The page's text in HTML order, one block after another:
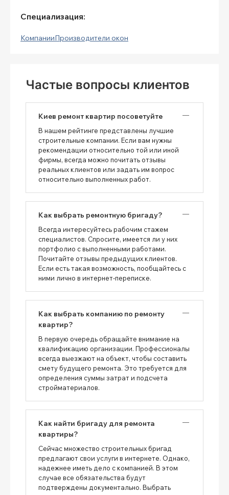
Специализация:
КомпанииПроизводители окон
Частые вопросы клиентов
Киев ремонт квартир посоветуйте
В нашем рейтинге представлены лучшие
строительные компании. Если вам нужны
рекомендации относительно той или иной
фирмы, всегда можно почитать отзывы
реальных клиентов или задать им вопрос
относительно выполненных работ.
Как выбрать ремонтную бригаду?
Всегда интересуйтесь рабочим стажем
специалистов. Спросите, имеется ли у них
портфолио с выполненными работами.
Почитайте отзывы предыдущих клиентов.
Если есть такая возможность, пообщайтесь с
ними лично в интернет-переписке.
Как выбрать компанию по ремонту
квартир?
В первую очередь обращайте внимание на
квалификацию организации. Профессионалы
всегда выезжают на объект, чтобы составить
смету будущего ремонта. Это требуется для
определения суммы затрат и подсчета
стройматериалов.
Как найти бригаду для ремонта
квартиры?
Сейчас множество строительных бригад
предлагают свои услуги в интернете. Однако,
надежнее иметь дело с компанией. В этом
случае все обязательства будут
подтверждены документально. Выбрать